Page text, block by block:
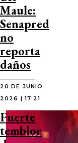
Maule:
Senapred
no
reporta
daños
20 DE JUNIO
2026 | 17:21
Fuerte
temblor